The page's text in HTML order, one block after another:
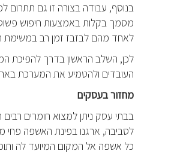
בנוסף, עבודה בצורה זו גם תתרום
מסמך בקלות באמצעות חיפוש
לאחד מהם לבזבז זמן רב במשימת
לכן, השלב הראשון בדרך להפיכת
העובדים ולהטמיע את המערכת
מחזור בעסקים
בבתי עסק ניתן למצוא חומרים
לסביבה, ארגנו בפינת האשפה פחי
כל אשפה אל המקום המיועד לה